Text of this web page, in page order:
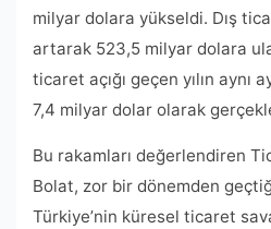
milyar dolara yükseldi. Dış
artarak 523,5 milyar dolara
ticaret açığı geçen yılın aynı
7,4 milyar dolar olarak
Bu rakamları değerlendiren
Bolat, zor bir dönemden
Türkiye’nin küresel ticaret